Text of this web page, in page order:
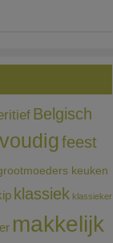
Belgisch
feest
keuken
klassiek klassieker
makkelijk